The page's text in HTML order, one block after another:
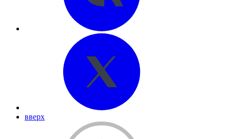
вверх